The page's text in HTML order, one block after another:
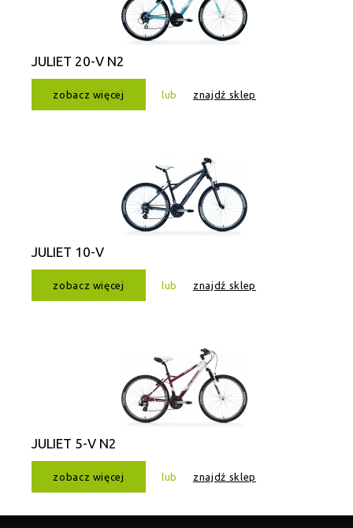
JULIET 20-V N2
zobacz więcej lub znajdź sklep
JULIET 10-V
zobacz więcej lub znajdź sklep
JULIET 5-V N2
zobacz więcej lub znajdź sklep